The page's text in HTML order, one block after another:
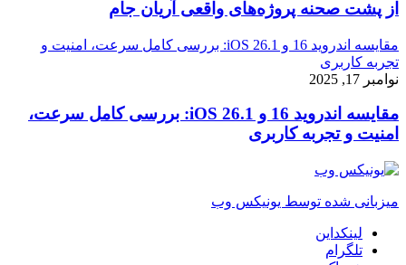
از پشت صحنه پروژه‌های واقعی آریان جام
مقایسه اندروید 16 و iOS 26.1: بررسی کامل سرعت، امنیت و
تجربه کاربری
نوامبر 17, 2025
مقایسه اندروید 16 و iOS 26.1: بررسی کامل سرعت،
امنیت و تجربه کاربری
میزبانی شده توسط یونیکس وب
لینکداین
تلگرام